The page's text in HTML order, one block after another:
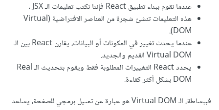
عندما نقوم ببناء تطبيق React فإننا نكتب تعليمات الـ JSX .
هذه التعليمات تنشئ شجرة من العناصر الافتراضية (Virtual
DOM).
عندما يحدث تغيير في المكونات أو البيانات، يقارن React بين الـ
Virtual DOM القديم والجديد.
يحدد React التغييرات المطلوبة فقط ويقوم بتحديث الـ Real
DOM بشكل أكثر كفاءة.
فببساطة، الـ Virtual DOM هو عبارة عن تمثيل برمجي للصفحة، يساعد